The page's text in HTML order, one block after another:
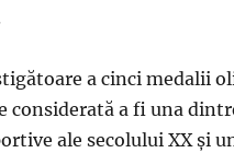
a cinci medalii
considerată a fi una
ale secolului XX și